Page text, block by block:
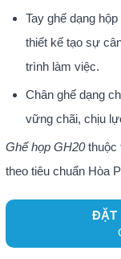
Tay ghế dạng
thiết kế tạo sự
trình làm việc.
Chân ghế dạng
vững chãi, chịu
Ghế họp GH20thuộc
theo tiêu chuẩn Hòa
ĐẶT